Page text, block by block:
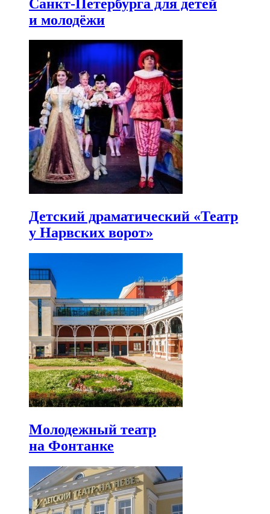
Санкт-Петербурга для детей
и молодёжи
Детский драматический «Театр
у Нарвских ворот»
Молодежный театр
на Фонтанке